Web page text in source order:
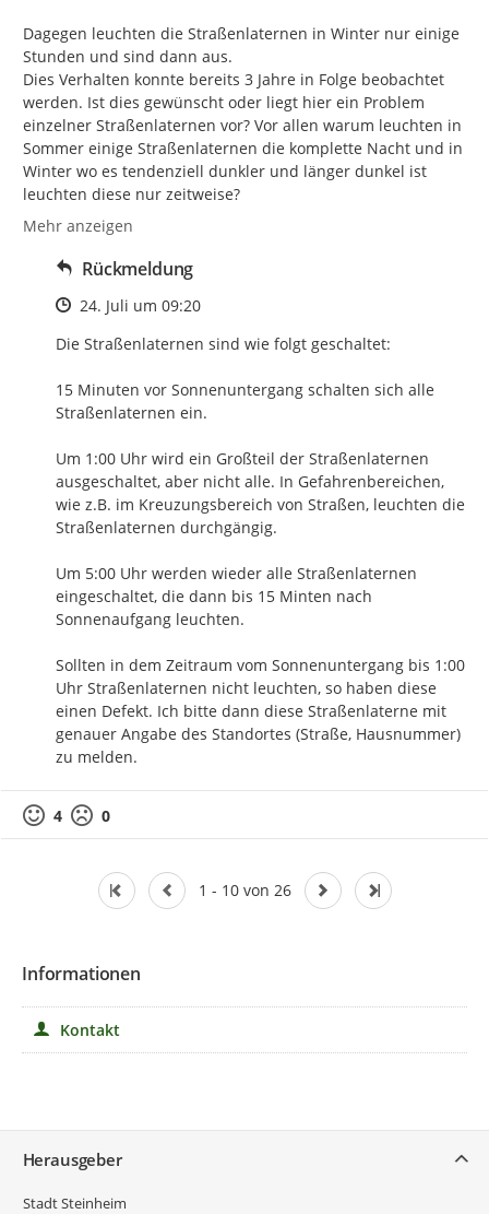
Dagegen leuchten die Straßenlaternen in Winter nur einige
Stunden und sind dann aus.
Dies Verhalten konnte bereits 3 Jahre in Folge beobachtet
werden. Ist dies gewünscht oder liegt hier ein Problem
einzelner Straßenlaternen vor? Vor allen warum leuchten in
Sommer einige Straßenlaternen die komplette Nacht und in
Winter wo es tendenziell dunkler und länger dunkel ist
leuchten diese nur zeitweise?
Mehr anzeigen
Rückmeldung
Zeitpunkt des Erstellens
24. Juli um 09:20
Die Straßenlaternen sind wie folgt geschaltet:
15 Minuten vor Sonnenuntergang schalten sich alle
Straßenlaternen ein.
Um 1:00 Uhr wird ein Großteil der Straßenlaternen
ausgeschaltet, aber nicht alle. In Gefahrenbereichen,
wie z.B. im Kreuzungsbereich von Straßen, leuchten die
Straßenlaternen durchgängig.
Um 5:00 Uhr werden wieder alle Straßenlaternen
eingeschaltet, die dann bis 15 Minten nach
Sonnenaufgang leuchten.
Sollten in dem Zeitraum vom Sonnenuntergang bis 1:00
Uhr Straßenlaternen nicht leuchten, so haben diese
einen Defekt. Ich bitte dann diese Straßenlaterne mit
genauer Angabe des Standortes (Straße, Hausnummer)
zu melden.
4 0
1 - 10 von 26
Informationen
Kontakt
Herausgeber
Stadt Steinheim